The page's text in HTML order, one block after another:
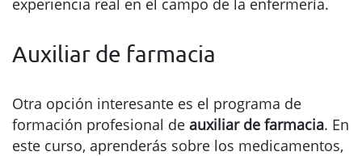
experiencia real en el campo de la enfermería.
Auxiliar de farmacia
Otra opción interesante es el programa de
formación profesional de auxiliar de farmacia. En
este curso, aprenderás sobre los medicamentos,